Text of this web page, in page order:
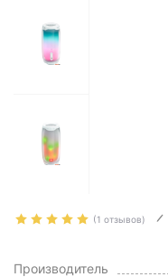
(1 отзывов)
Производитель